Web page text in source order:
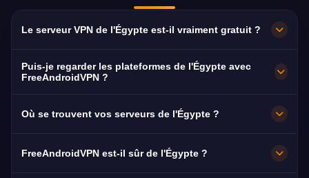
Le serveur VPN de l'Égypte est-il vraiment gratuit ?
100 % gratuit. Des serveurs à Cairo, sans
abonnement, sans carte bancaire et sans
Puis-je regarder les plateformes de l'Égypte avec
FreeAndroidVPN ?
et Al Nahar, généralement en HD sans coupure.
Où se trouvent vos serveurs de l'Égypte ?
Cairo. Tous les nœuds fonctionnent à 10 Gbit/s
et basculent automatiquement vers le plus
FreeAndroidVPN est-il sûr de l'Égypte ?